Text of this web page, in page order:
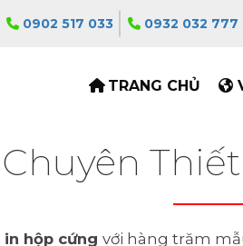
0902 517 033 0932 032 777
TRANG CHỦ
Chuyên
in hộp cứng với hàng trăm